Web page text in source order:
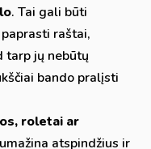
. Tai gali būti
raštai,
tarp jų nebūtų
bando pralįsti
roletai ar
atspindžius ir